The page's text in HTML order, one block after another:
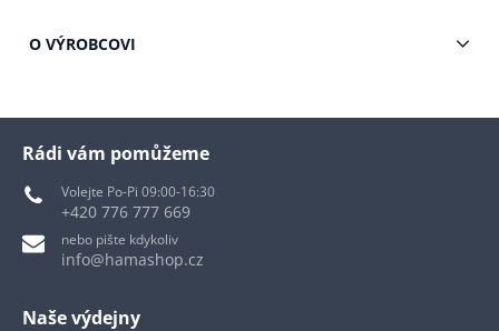
O VÝROBCOVI
Rádi vám pomůžeme
Volejte Po-Pi 09:00-16:30
+420 776 777 669
nebo pište kdykoliv
info@hamashop.cz
Naše výdejny